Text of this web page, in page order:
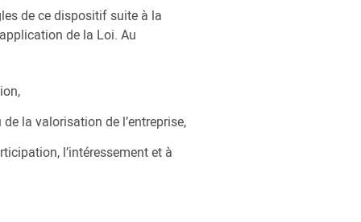
de ce dispositif suite à la
de la Loi. Au
la valorisation de l’entreprise,
l’intéressement et à